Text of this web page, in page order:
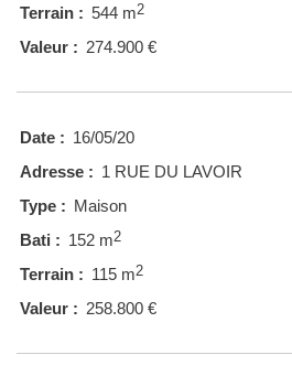
Terrain : 544 m2
Valeur : 274.900 €
Date : 16/05/20
Adresse : 1 RUE DU LAVOIR
Type : Maison
Bati : 152 m2
Terrain : 115 m2
Valeur : 258.800 €